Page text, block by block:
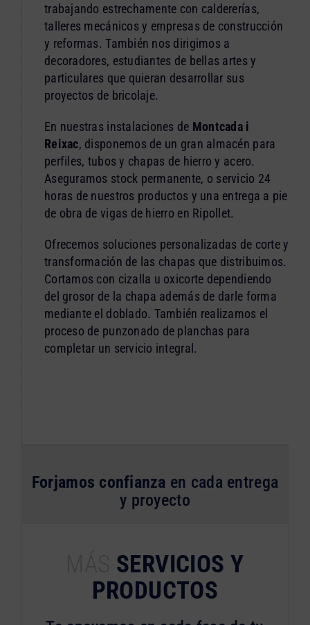
trabajando estrechamente con caldererías,
talleres mecánicos y empresas de construcción
y reformas. También nos dirigimos a
decoradores, estudiantes de bellas artes y
particulares que quieran desarrollar sus
proyectos de bricolaje.
En nuestras instalaciones de Montcada i
Reixac, disponemos de un gran almacén para
perfiles, tubos y chapas de hierro y acero.
Aseguramos stock permanente, o servicio 24
horas de nuestros productos y una entrega a pie
de obra de vigas de hierro en Ripollet.
Ofrecemos soluciones personalizadas de corte y
transformación de las chapas que distribuimos.
Cortamos con cizalla u oxicorte dependiendo
del grosor de la chapa además de darle forma
mediante el doblado. También realizamos el
proceso de punzonado de planchas para
completar un servicio integral.
Forjamos confianza en cada entrega
y proyecto
SERVICIOS Y
PRODUCTOS